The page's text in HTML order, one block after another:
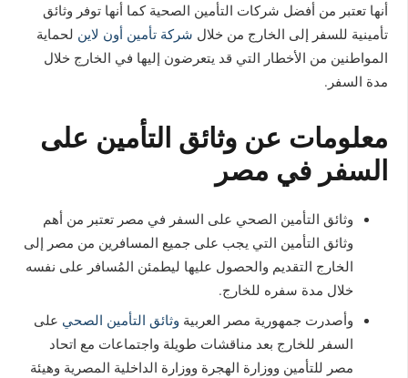
أنها تعتبر من أفضل شركات التأمين الصحية كما أنها توفر وثائق
تأمينية للسفر إلى الخارج من خلال شركة تأمين أون لاين لحماية
المواطنين من الأخطار التي قد يتعرضون إليها في الخارج خلال
مدة السفر.
معلومات عن وثائق التأمين على
السفر في مصر
وثائق التأمين الصحي على السفر في مصر تعتبر من أهم
وثائق التأمين التي يجب على جميع المسافرين من مصر إلى
الخارج التقديم والحصول عليها ليطمئن المُسافر على نفسه
خلال مدة سفره للخارج.
وأصدرت جمهورية مصر العربية وثائق التأمين الصحي على
السفر للخارج بعد مناقشات طويلة واجتماعات مع اتحاد
مصر للتأمين ووزارة الهجرة ووزارة الداخلية المصرية وهيئة